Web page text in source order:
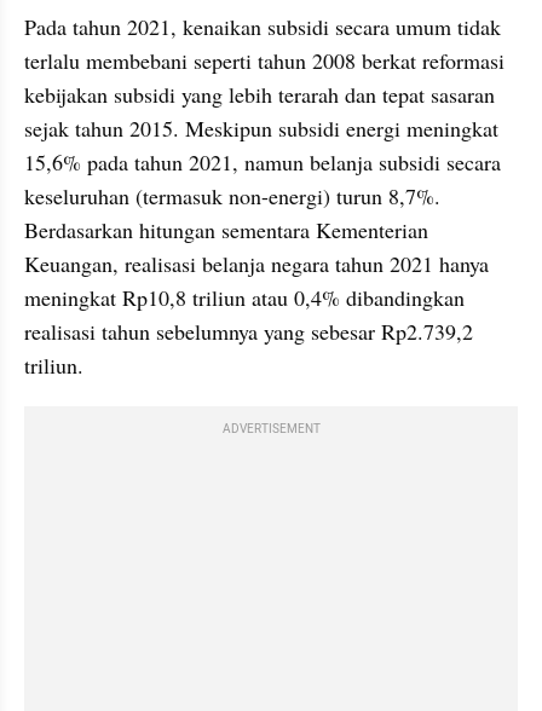
Pada tahun 2021, kenaikan subsidi secara umum tidak
terlalu membebani seperti tahun 2008 berkat reformasi
kebijakan subsidi yang lebih terarah dan tepat sasaran
sejak tahun 2015. Meskipun subsidi energi meningkat
15,6% pada tahun 2021, namun belanja subsidi secara
keseluruhan (termasuk non-energi) turun 8,7%.
Berdasarkan hitungan sementara Kementerian
Keuangan, realisasi belanja negara tahun 2021 hanya
meningkat Rp10,8 triliun atau 0,4% dibandingkan
realisasi tahun sebelumnya yang sebesar Rp2.739,2
triliun.
ADVERTISEMENT